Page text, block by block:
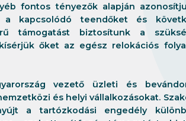
fontos tényezők alapján
a kapcsolódó teendőket és
támogatást biztosítunk a
őket az egész relokációs
vezető üzleti és
és helyi vállalkozásokat.
a tartózkodási engedély